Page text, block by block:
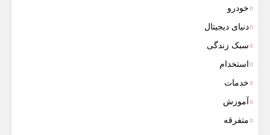
خودرو
دنیای دیجیتال
سبک زندگی
استخدام
خدمات
آموزش
متفرقه